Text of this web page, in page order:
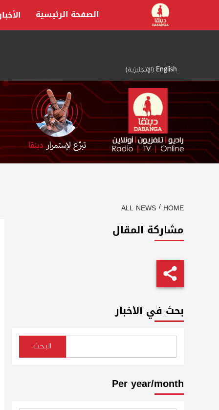
content
English
(الإنجليزية)
الصفحة الرئيسية
HOME
ALL NEWS
مشاركة المقال
بحث في الأخبار
البحث
Per year/month